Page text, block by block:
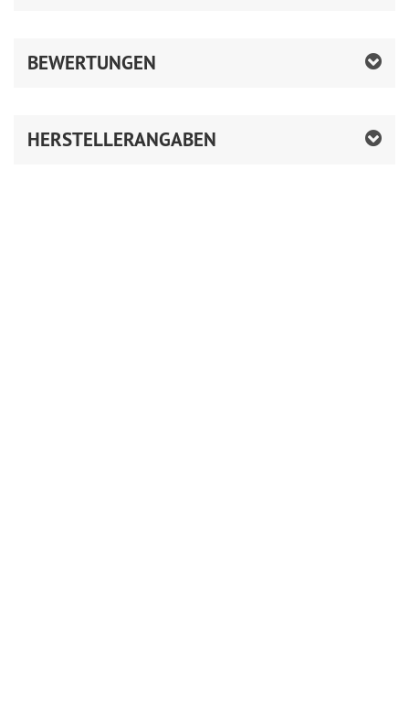
BEWERTUNGEN
HERSTELLERANGABEN